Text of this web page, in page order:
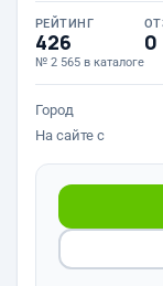
РЕЙТИНГ
426
№ 2 565 в каталоге
0
Город
На сайте с